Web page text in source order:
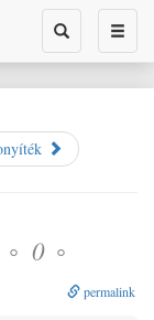
Toggle
search
◦ 0◦
permalink